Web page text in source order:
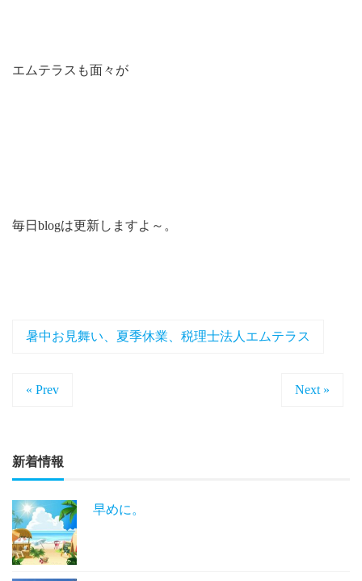
エムテラスも面々が
毎日blogは更新しますよ～。
暑中お見舞い、夏季休業、税理士法人エムテラス
« Prev Next »
新着情報
早めに。